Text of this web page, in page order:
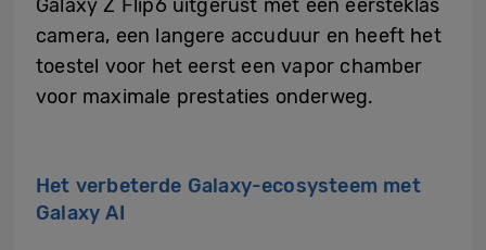
Galaxy Z Flip6 uitgerust met een eersteklas
camera, een langere accuduur en heeft het
toestel voor het eerst een vapor chamber
voor maximale prestaties onderweg.
Het verbeterde Galaxy-ecosysteem met
Galaxy AI